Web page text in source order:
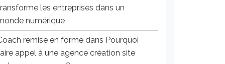
les entreprises dans un
numérique
remise en forme dans Pourquoi
appel à une agence création site